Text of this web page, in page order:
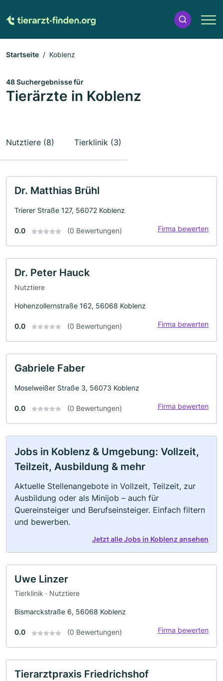
Startseite Koblenz
48 Suchergebnisse für
Tierärzte in Koblenz
Nutztiere (8) Tierklinik (3)
Dr. Matthias Brühl
Trierer Straße 127, 56072 Koblenz
0.0 (0 Bewertungen) Firma bewerten
Dr. Peter Hauck
Nutztiere
Hohenzollernstraße 162, 56068 Koblenz
0.0 (0 Bewertungen) Firma bewerten
Gabriele Faber
Moselweißer Straße 3, 56073 Koblenz
0.0 (0 Bewertungen) Firma bewerten
Jobs in Koblenz & Umgebung: Vollzeit,
Teilzeit, Ausbildung & mehr
Aktuelle Stellenangebote in Vollzeit, Teilzeit, zur
Ausbildung oder als Minijob – auch für
Quereinsteiger und Berufseinsteiger. Einfach filtern
und bewerben.
Jetzt alle Jobs in Koblenz ansehen
Uwe Linzer
Tierklinik · Nutztiere
Bismarckstraße 6, 56068 Koblenz
0.0 (0 Bewertungen) Firma bewerten
Tierarztpraxis Friedrichshof